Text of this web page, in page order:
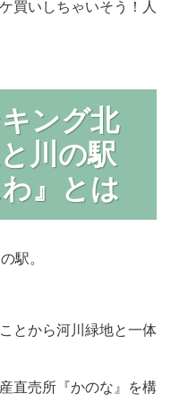
買いしちゃいそう！人
ング北
川の駅
』とは
駅。
とから河川緑地と一体
直売所『かのな』を構